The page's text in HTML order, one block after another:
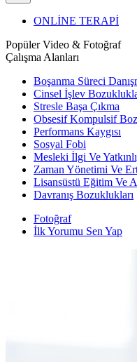
ONLİNE TERAPİ
Popüler Video & Fotoğraf
Çalışma Alanları
Boşanma Süreci
Cinsel İşlev
Stresle Başa Çıkma
Obsesif Kompulsif
Performans Kaygısı
Sosyal Fobi
Mesleki İlgi Ve
Zaman Yönetimi Ve
Lisansüstü Eğitim Ve
Davranış Bozuklukları
Fotoğraf
İlk Yorumu Sen Yap